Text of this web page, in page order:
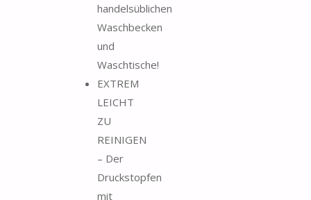
handelsüblichen
Waschbecken
und
Waschtische!
EXTREM
LEICHT
ZU
REINIGEN
– Der
Druckstopfen
mit